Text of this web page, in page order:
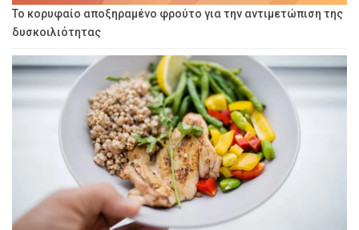
Το κορυφαίο αποξηραμένο φρούτο για την αντιμετώπιση της
δυσκοιλιότητας